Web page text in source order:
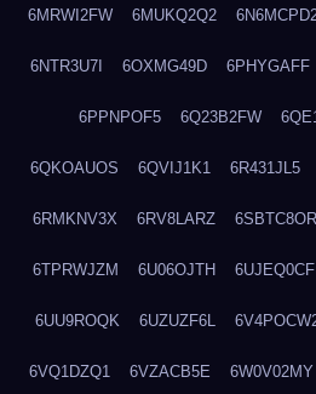
6MRWI2FW 6MUKQ2Q2
6NTR3U7I 6OXMG49D 6PHYGAFF
6PPNPOF5 6Q23B2FW
6QKOAUOS 6QVIJ1K1 6R431JL5
6RMKNV3X 6RV8LARZ 6SBTC8OR
6TPRWJZM 6U06OJTH 6UJEQ0CF
6UU9ROQK 6UZUZF6L
6VQ1DZQ1 6VZACB5E 6W0V02MY